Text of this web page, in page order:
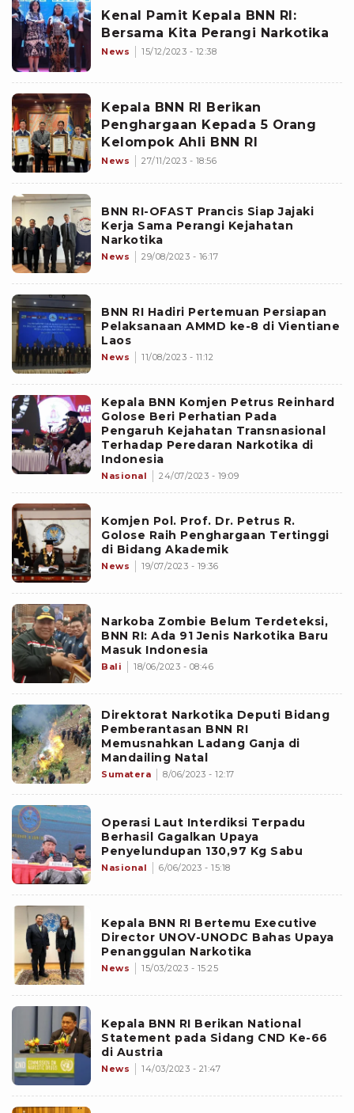
Kenal Pamit Kepala BNN RI:
Bersama Kita Perangi Narkotika
News 15/12/2023 - 12:38
Kepala BNN RI Berikan
Penghargaan Kepada 5 Orang
Kelompok Ahli BNN RI
News 27/11/2023 - 18:56
BNN RI-OFAST Prancis Siap Jajaki
Kerja Sama Perangi Kejahatan
Narkotika
News 29/08/2023 - 16:17
BNN RI Hadiri Pertemuan Persiapan
Pelaksanaan AMMD ke-8 di Vientiane
Laos
News 11/08/2023 - 11:12
Kepala BNN Komjen Petrus Reinhard
Golose Beri Perhatian Pada
Pengaruh Kejahatan Transnasional
Terhadap Peredaran Narkotika di
Indonesia
Nasional 24/07/2023 - 19:09
Komjen Pol. Prof. Dr. Petrus R.
Golose Raih Penghargaan Tertinggi
di Bidang Akademik
News 19/07/2023 - 19:36
Narkoba Zombie Belum Terdeteksi,
BNN RI: Ada 91 Jenis Narkotika Baru
Masuk Indonesia
Bali 18/06/2023 - 08:46
Direktorat Narkotika Deputi Bidang
Pemberantasan BNN RI
Memusnahkan Ladang Ganja di
Mandailing Natal
Sumatera 8/06/2023 - 12:17
Operasi Laut Interdiksi Terpadu
Berhasil Gagalkan Upaya
Penyelundupan 130,97 Kg Sabu
Nasional 6/06/2023 - 15:18
Kepala BNN RI Bertemu Executive
Director UNOV-UNODC Bahas Upaya
Penanggulan Narkotika
News 15/03/2023 - 15:25
Kepala BNN RI Berikan National
Statement pada Sidang CND Ke-66
di Austria
News 14/03/2023 - 21:47